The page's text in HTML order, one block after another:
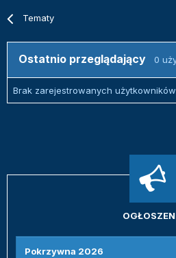
Tematy
Ostatnio przeglądający 0
Brak zarejestrowanych
Pokrzywna 2026